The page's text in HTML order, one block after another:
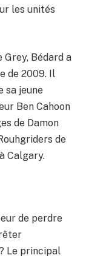
les unités
Grey, Bédard a
de 2009. Il
sa jeune
Ben Cahoon
de Damon
de
Calgary.
de perdre
Le principal